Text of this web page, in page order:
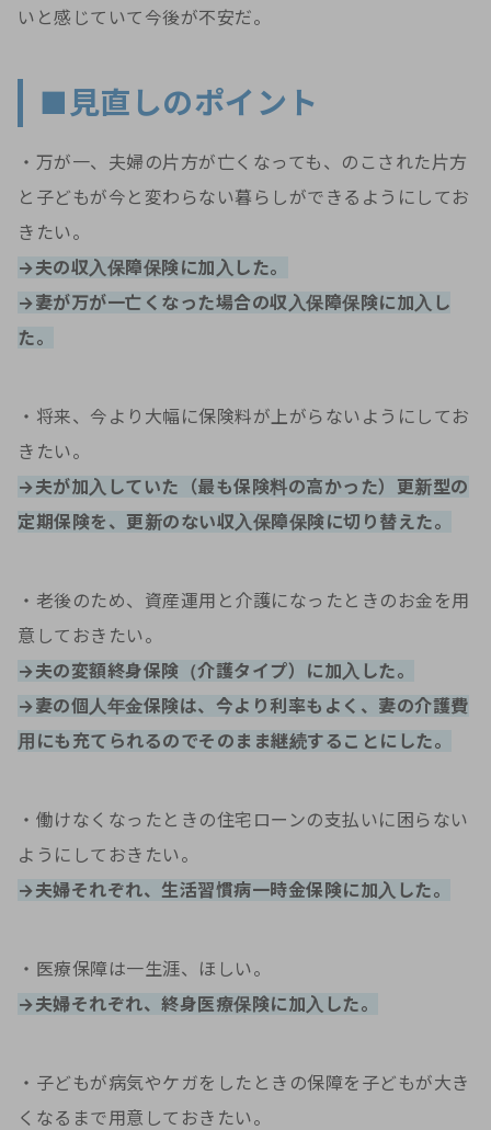
いと感じていて今後が不安だ。
■見直しのポイント
・万が一、夫婦の片方が亡くなっても、のこされた片方
と子どもが今と変わらない暮らしができるようにしてお
きたい。
→夫の収入保障保険に加入した。
→妻が万が一亡くなった場合の収入保障保険に加入し
た。
・将来、今より大幅に保険料が上がらないようにしてお
きたい。
→夫が加入していた（最も保険料の高かった）更新型の
定期保険を、更新のない収入保障保険に切り替えた。
・老後のため、資産運用と介護になったときのお金を用
意しておきたい。
→夫の変額終身保険（介護タイプ）に加入した。
→妻の個人年金保険は、今より利率もよく、妻の介護費
用にも充てられるのでそのまま継続することにした。
・働けなくなったときの住宅ローンの支払いに困らない
ようにしておきたい。
→夫婦それぞれ、生活習慣病一時金保険に加入した。
・医療保障は一生涯、ほしい。
→夫婦それぞれ、終身医療保険に加入した。
・子どもが病気やケガをしたときの保障を子どもが大き
くなるまで用意しておきたい。